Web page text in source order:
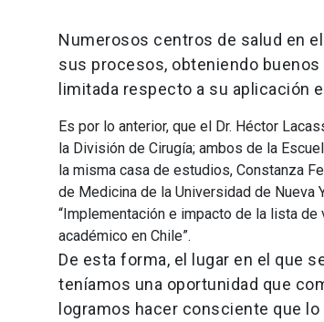
Numerosos centros de salud en
sus procesos, obteniendo
limitada respecto a su aplicación
Es por lo anterior, que el Dr. Héctor
la División de Cirugía; ambos de la
la misma casa de estudios, Constanza
de Medicina de la Universidad de
“Implementación e impacto de la lista
académico en Chile”.
De esta forma, el lugar en el que
teníamos una oportunidad que
logramos hacer consciente que